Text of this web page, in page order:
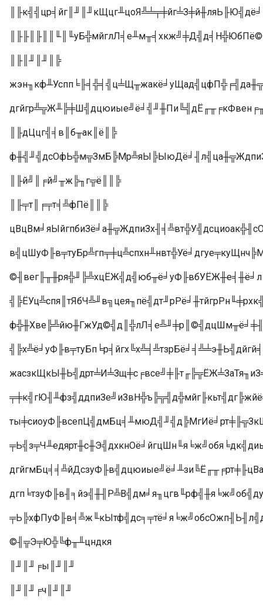
║╟║╜║╜║╠
║╟дЦцг╣╡в║б╥ак║ё║╠
║╟й╝║╒й╝╥ж╠╖г╦ё║║╠
║╟╤т║╒╤т╡╩фПё║║╠
©╢╦Э╤Ю╬╚ф╥╨цндкя
║╜║╜╒ы║╜║╜
║╜║╜╒ч║╜║╜